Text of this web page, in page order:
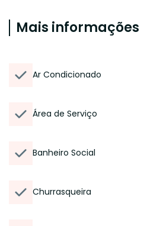
Mais informações
Ar Condicionado
Área de Serviço
Banheiro Social
Churrasqueira